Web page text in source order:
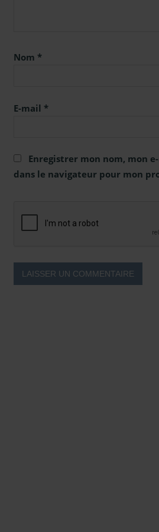
Nom *
E-mail *
Enregistrer mon nom, mon
dans le navigateur pour mon